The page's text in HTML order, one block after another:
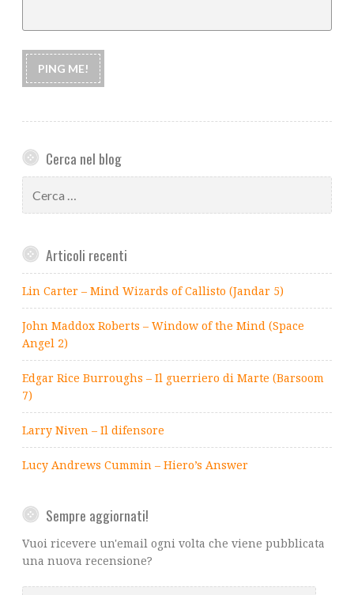
Cerca nel blog
per:
Articoli recenti
Lin Carter – Mind Wizards of Callisto (Jandar 5)
John Maddox Roberts – Window of the Mind (Space
Angel 2)
Edgar Rice Burroughs – Il guerriero di Marte (Barsoom
7)
Larry Niven – Il difensore
Lucy Andrews Cummin – Hiero’s Answer
Sempre aggiornati!
Vuoi ricevere un'email ogni volta che viene pubblicata
una nuova recensione?